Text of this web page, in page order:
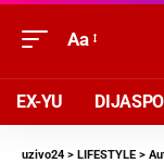
Aa
EX-YU
uzivo24 > LIFESTYLE >